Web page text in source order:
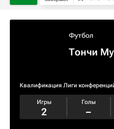
Футбол
Тончи
Квалификация Лиги
Игры
2
Голы
–